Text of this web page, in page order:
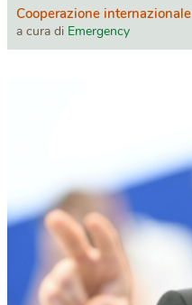
Cooperazione internazionale
a cura di Emergency